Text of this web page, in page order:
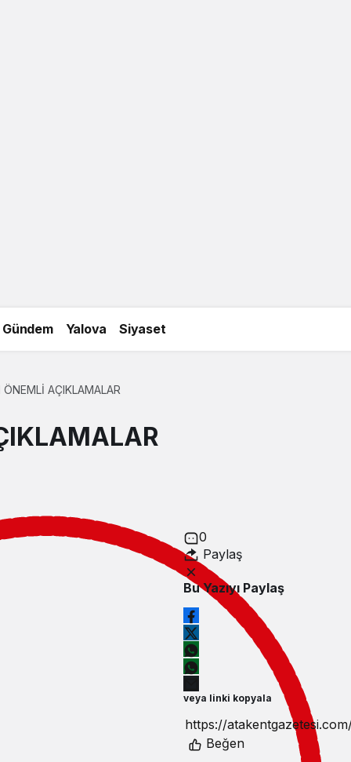
Gündem Yalova Siyaset
ÖNEMLİ AÇIKLAMALAR
0
Paylaş
Bu Yazıyı Paylaş
veya linki kopyala
Beğen